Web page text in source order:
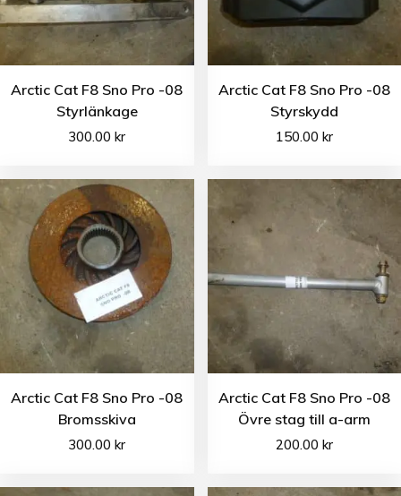
Arctic Cat F8 Sno Pro -08
Styrlänkage
300.00kr
Arctic Cat F8 Sno Pro -08
Styrskydd
150.00 kr
Arctic Cat F8 Sno Pro -08
Bromsskiva
300.00kr
Arctic Cat F8 Sno Pro -08
Övre stag till a-arm
200.00 kr